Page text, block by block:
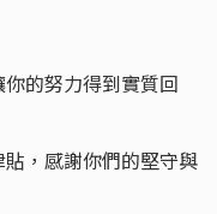
你的努力得到實質回
貼，感謝你們的堅守與